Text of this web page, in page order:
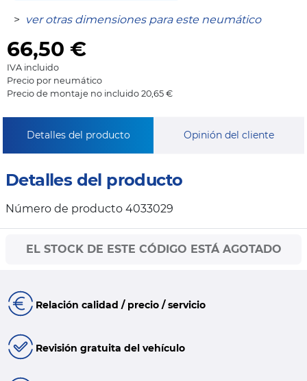
> ver otras dimensiones para este neumático
66,50 €
IVA incluido
Precio por neumático
Precio de montaje no incluido 20,65 €
Detalles del producto Opinión del cliente
Detalles del producto
Número de producto 4033029
EL STOCK DE ESTE CÓDIGO ESTÁ AGOTADO
Relación calidad / precio / servicio
Revisión gratuita del vehículo